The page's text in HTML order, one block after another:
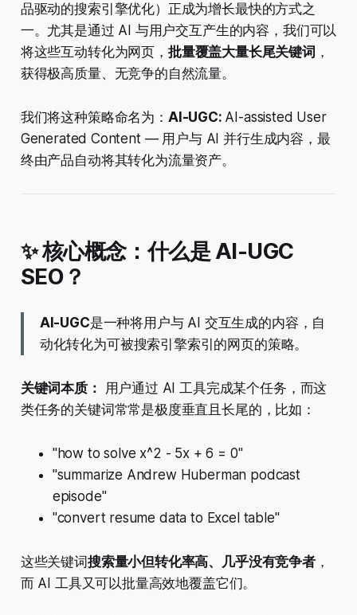
品驱动的搜索引擎优化）正成为增长最快的方式之
一。尤其是通过 AI 与用户交互产生的内容，我们可以
将这些互动转化为网页， 批量覆盖大量长尾关键词 ，
获得极高质量、无竞争的自然流量。
我们将这种策略命名为： AI-UGC: AI-assisted User
Generated Content — 用户与 AI 并行生成内容，最
终由产品自动将其转化为流量资产。
✨ 核心概念：什么是 AI-UGC
SEO？
AI-UGC是一种将用户与 AI 交互生成的内容，自
动化转化为可被搜索引擎索引的网页的策略。
关键词本质： 用户通过 AI 工具完成某个任务，而这
类任务的关键词常常是极度垂直且长尾的，比如：
"how to solve x^2 - 5x + 6 = 0"
"summarize Andrew Huberman podcast
episode"
"convert resume data to Excel table"
这些关键词搜索量小但转化率高、几乎没有竞争者，
而 AI 工具又可以批量高效地覆盖它们。